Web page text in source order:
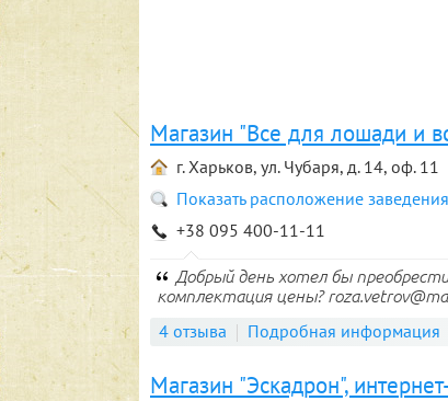
Магазин "Все для лошади и
г. Харьков, ул. Чубаря, д. 14, оф. 11
Показать расположение
+38 095 400-11-11
Добрый день хотел бы
комплектация цены?
4 отзыва Подробная информация
Магазин "Эскадрон",